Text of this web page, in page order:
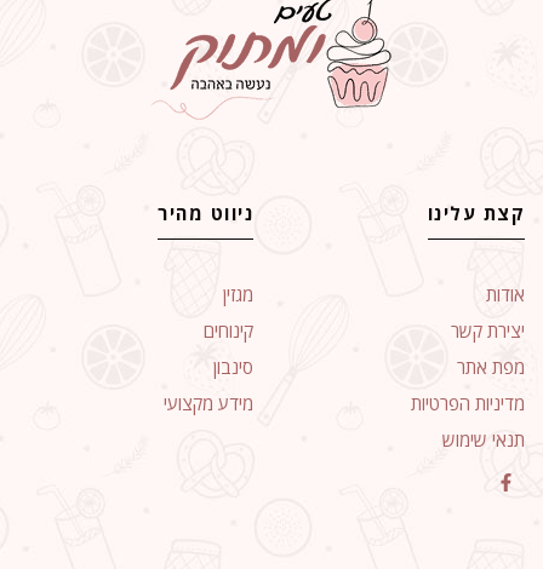
קצת עלינו
אודות
יצירת קשר
מפת אתר
מדיניות הפרטיות
תנאי שימוש
ניווט מהיר
מגזין
קינוחים
סינבון
מידע מקצועי